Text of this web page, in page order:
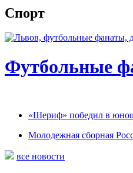
Спорт
Футбольные
«Шериф» победил в
Молодежная сборная
все новости